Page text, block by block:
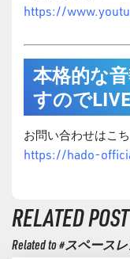
https://
本格的な
すので
お問い合わせはこ
https://hado-
RELATED POST
Related to #スペース